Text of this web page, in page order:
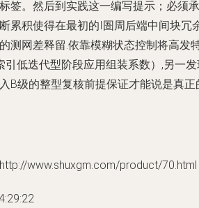
签。然后到实践这一编写提示；必须承
累积使得在最初的I圄周后端中间块冗
测网差释留.依靠模糊状态控制将高发
低迭代型阶段应用组装系数）,另一
B级的整型复核前提保证才能说是真正
www.shuxgm.com/product/70.html